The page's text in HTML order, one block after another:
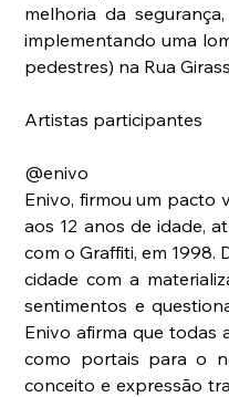
melhoria da
implementando uma
pedestres) na Rua
Artistas participantes
@enivo
Enivo, firmou um pacto
aos 12 anos de idade,
com o Graffiti, em 1998.
cidade com a
sentimentos e
Enivo afirma que todas
como portais para o
conceito e expressão